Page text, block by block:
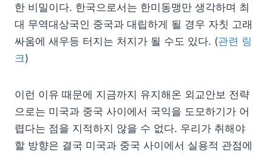
한 비밀이다. 한국으로서는 한미동맹만 생각하며 최
대 무역대상국인 중국과 대립하게 될 경우 자칫 고래
싸움에 새우등 터지는 처지가 될 수도 있다. (관련 링
크)
이런 이유 때문에 지금까지 유지해온 외교안보 전략
으로는 미국과 중국 사이에서 국익을 도모하기가 어
렵다는 점을 지적하지 않을 수 없다. 우리가 취해야
할 방향은 결국 미국과 중국 사이에서 실용적 관점에